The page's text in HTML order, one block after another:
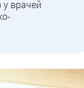
у врачей